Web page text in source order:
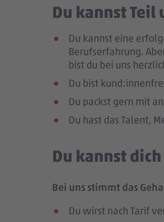
Du kannst Teil
Du kannst eine
Berufserfahrung.
bist du bei uns
Du bist
Du packst gern mit
Du hast das Talent,
Du kannst
Bei uns stimmt das
Du wirst nach Tarif